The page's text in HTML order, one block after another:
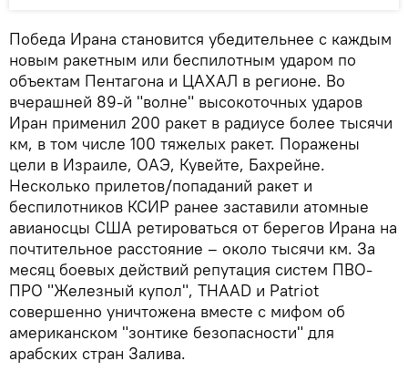
Победа Ирана становится убедительнее с каждым
новым ракетным или беспилотным ударом по
объектам Пентагона и ЦАХАЛ в регионе. Во
вчерашней 89-й "волне" высокоточных ударов
Иран применил 200 ракет в радиусе более тысячи
км, в том числе 100 тяжелых ракет. Поражены
цели в Израиле, ОАЭ, Кувейте, Бахрейне.
Несколько прилетов/попаданий ракет и
беспилотников КСИР ранее заставили атомные
авианосцы США ретироваться от берегов Ирана на
почтительное расстояние – около тысячи км. За
месяц боевых действий репутация систем ПВО-
ПРО "Железный купол", THAAD и Patriot
совершенно уничтожена вместе с мифом об
американском "зонтике безопасности" для
арабских стран Залива.